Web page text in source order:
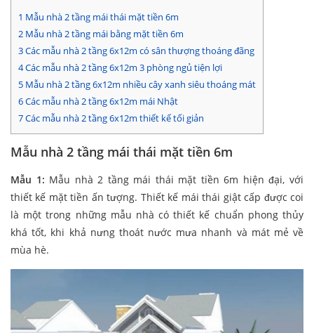
1 Mẫu nhà 2 tầng mái thái mặt tiền 6m
2 Mẫu nhà 2 tầng mái bằng mặt tiền 6m
3Các mẫu nhà 2 tầng 6x12m có sân thượng thoáng đãng
4Các mẫu nhà 2 tầng 6x12m 3 phòng ngủ tiện lợi
5 Mẫu nhà 2 tầng 6x12m nhiều cây xanh siêu thoáng mát
6Các mẫu nhà 2 tầng 6x12m mái Nhật
7Các mẫu nhà 2 tầng 6x12m thiết kế tối giản
Mẫu nhà 2 tầng mái thái mặt tiền 6m
Mẫu 1: Mẫu nhà 2 tầng mái thái mặt tiền 6m hiện đại, với
thiết kế mặt tiền ấn tượng. Thiết kế mái thái giật cấp được coi
là một trong những mẫu nhà có thiết kế chuẩn phong thủy
khá tốt, khi khả nưng thoát nước mưa nhanh và mát mẻ về
mùa hè.